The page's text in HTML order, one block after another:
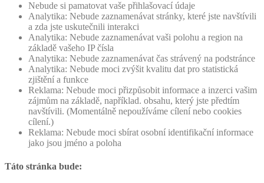
Nebude si pamatovat vaše přihlašovací údaje
Analytika: Nebude zaznamenávat stránky, které jste navštívili
a zda jste uskutečnili interakci
Analytika: Nebude zaznamenávat vaši polohu a region na
základě vašeho IP čísla
Analytika: Nebude zaznamenávat čas strávený na podstránce
Analytika: Nebude moci zvýšit kvalitu dat pro statistická
zjištění a funkce
Reklama: Nebude moci přizpůsobit informace a inzerci vašim
zájmům na základě, například. obsahu, který jste předtím
navštívili. (Momentálně nepoužíváme cílení nebo cookies
cílení.)
Reklama: Nebude moci sbírat osobní identifikační informace
jako jsou jméno a poloha
Táto stránka bude: